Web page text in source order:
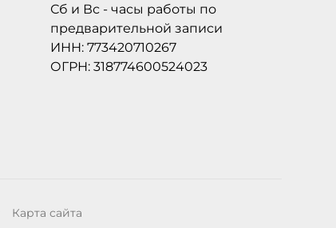
Сб и Вс - часы работы по
предварительной записи
ИНН: 773420710267
ОГРН: 318774600524023
Карта сайта